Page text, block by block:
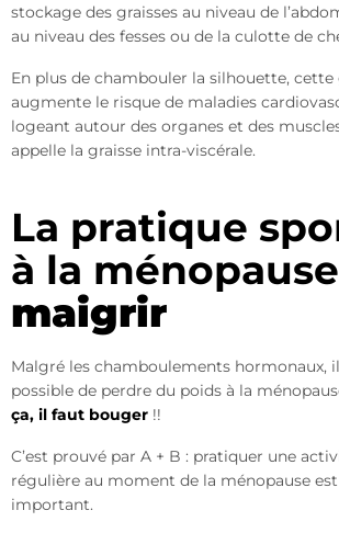
stockage des graisses au niveau de
au niveau des fesses ou de la culotte de
En plus de chambouler la silhouette, cette
augmente le risque de maladies
logeant autour des organes et des
appelle la graisse intra-viscérale.
La pratique
à la ménopause
maigrir
Malgré les chamboulements hormonaux,
possible de perdre du poids à la
ça, il faut bouger !!
C’est prouvé par A + B : pratiquer une
régulière au moment de la ménopause
important.